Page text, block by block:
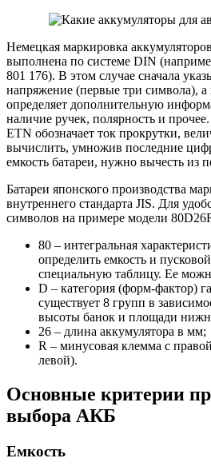
Немецкая маркировка
выполнена по системе DIN
801 176). В этом случае сначала
напряжение (первые три символа), а
определяет дополнительную
наличие ручек, полярность и
ETN обозначает ток прокрутки,
вычислить, умножив последние
емкость батареи, нужно вычесть из
Батареи японского производства
внутреннего стандарта JIS. Для
символов на примере модели
80 – интегральная
определить емкость и
специальную таблицу. Ее
D – категория (форм-фактор)
существует 8 групп в
высоты банок и площади
26 – длина аккумулятора в мм;
R – минусовая клемма с
левой).
Основные критерии
выбора АКБ
Емкость